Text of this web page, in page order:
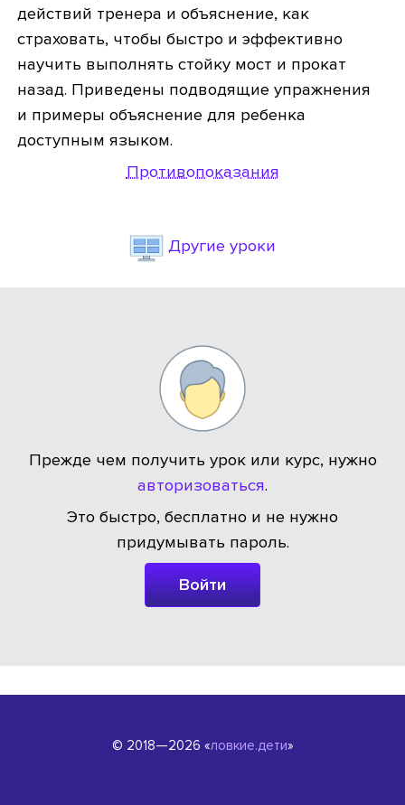
действий тренера и объяснение, как
страховать, чтобы быстро и эффективно
научить выполнять стойку мост и прокат
назад. Приведены подводящие упражнения
и примеры объяснение для ребенка
доступным языком.
Противопоказания
Другие уроки
Прежде чем получить урок или курс, нужно
авторизоваться.
Это быстро, бесплатно и не нужно
придумывать пароль.
Войти
© 2018—2026 «ловкие.дети»